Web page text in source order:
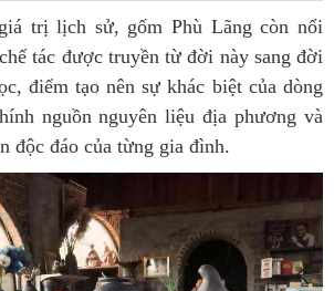
trị lịch sử, gốm Phù Lãng còn nổi
tác được truyền từ đời này sang đời
điểm tạo nên sự khác biệt của dòng
nguồn nguyên liệu địa phương và
độc đáo của từng gia đình.